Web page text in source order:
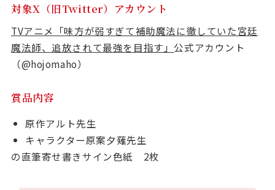
対象X（旧Twitter）アカウント
TVアニメ「味方が弱すぎて補助魔法に徹していた宮廷
魔法師、追放されて最強を目指す」 公式アカウント
（@hojomaho）
賞品内容
原作アルト先生
キャラクター原案夕薙先生
の直筆寄せ書きサイン色紙 2枚